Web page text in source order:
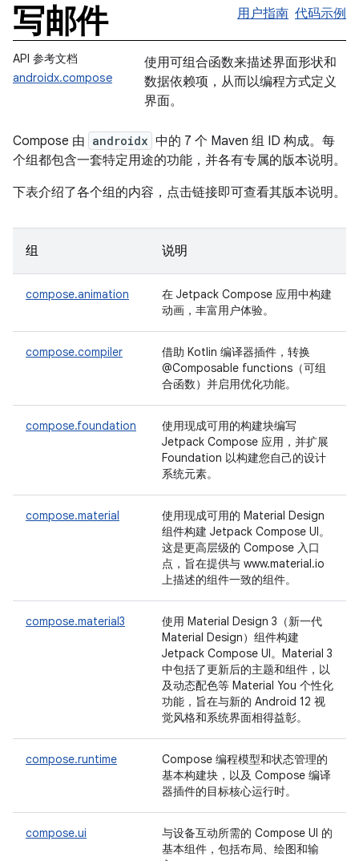
写邮件 用户指南 代码示例
API 参考文档
androidx.compose
使用可组合函数来描述界面形状和
数据依赖项，从而以编程方式定义
界面。
Compose 由 androidx 中的 7 个 Maven 组 ID 构成。每
个组都包含一套特定用途的功能，并各有专属的版本说明。
下表介绍了各个组的内容，点击链接即可查看其版本说明。
组 说明
compose.animation
在 Jetpack Compose 应用中构建
动画，丰富用户体验。
compose.compiler
借助 Kotlin 编译器插件，转换
@Composable functions（可组
合函数）并启用优化功能。
compose.foundation
使用现成可用的构建块编写
Jetpack Compose 应用，并扩展
Foundation 以构建您自己的设计
系统元素。
compose.material
使用现成可用的 Material Design
组件构建 Jetpack Compose UI。
这是更高层级的 Compose 入口
点，旨在提供与 www.material.io
上描述的组件一致的组件。
compose.material3
使用 Material Design 3（新一代
Material Design）组件构建
Jetpack Compose UI。Material 3
中包括了更新后的主题和组件，以
及动态配色等 Material You 个性化
功能，旨在与新的 Android 12 视
觉风格和系统界面相得益彰。
compose.runtime
Compose 编程模型和状态管理的
基本构建块，以及 Compose 编译
器插件的目标核心运行时。
compose.ui
与设备互动所需的 Compose UI 的
基本组件，包括布局、绘图和输